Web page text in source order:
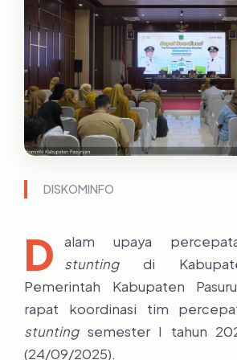
DISKOMINFO
D
alam upaya
stuntingdi
Pemerintah Kabupaten
rapat koordinasi tim
stuntingsemester I tahun
(24/09/2025).